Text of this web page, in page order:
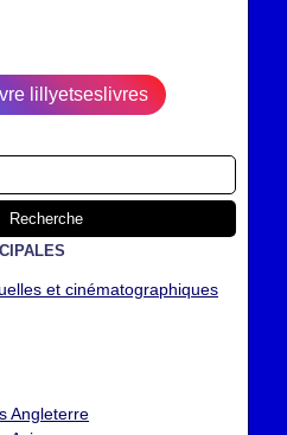
lillyetseslivres
et cinématographiques
Angleterre